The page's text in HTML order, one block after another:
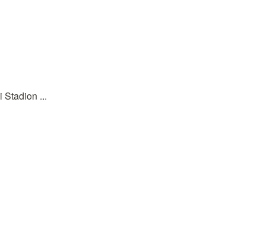
Stadion ...